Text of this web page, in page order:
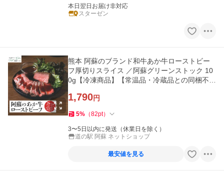
本日翌日お届け非対応
スターゼン
熊本 阿蘇のブランド和牛あか牛ローストビー
フ厚切りスライス ／阿蘇グリーンストック 10
0g【冷凍商品】【常温品・冷蔵品との同梱不
1,790円
5% （82pt）
3〜5日以内に発送（休業日を除く）
道の駅 阿蘇 ネットショップ
最安値を見る